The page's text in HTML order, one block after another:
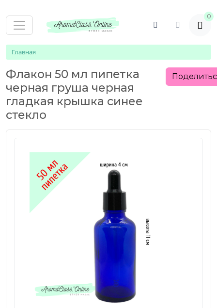
0
Главная
Флакон 50 мл пипетка
черная груша черная
гладкая крышка синее
стекло